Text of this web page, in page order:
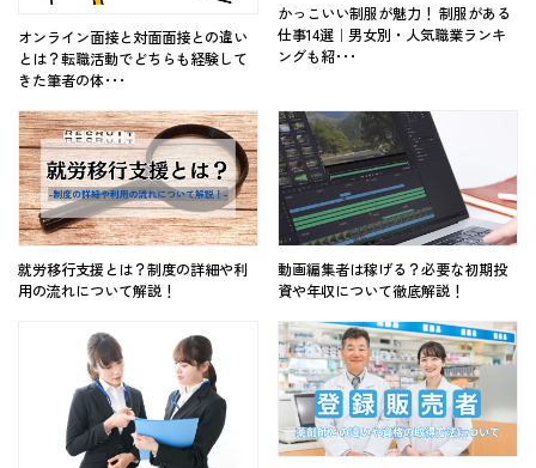
オンライン面接と対面面接との違い
とは？転職活動でどちらも経験して
きた筆者の体･･･
かっこいい制服が魅力！ 制服がある
仕事14選｜男女別・人気職業ランキ
ングも紹･･･
就労移行支援とは？制度の詳細や利
用の流れについて解説！
動画編集者は稼げる？必要な初期投
資や年収について徹底解説！